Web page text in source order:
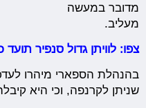
מדובר במעשה
מעליב.
צפו: לוויתן גדול סנפיר
בהנהלת הספארי מיהרו
שניתן לקרנפה, וכי היא